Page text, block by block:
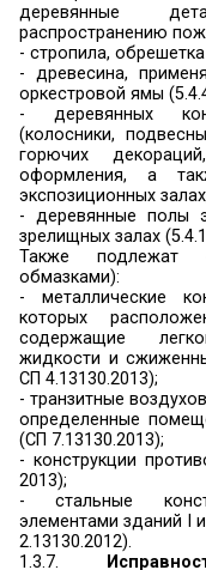
средствами
При
пожаротушения
площадь
технических
Выбор типа и
и
огнетушащей
помещений по
также класса
1.3.6.
(штукатурки,
процессе их
Пунктом 21
организации
средств